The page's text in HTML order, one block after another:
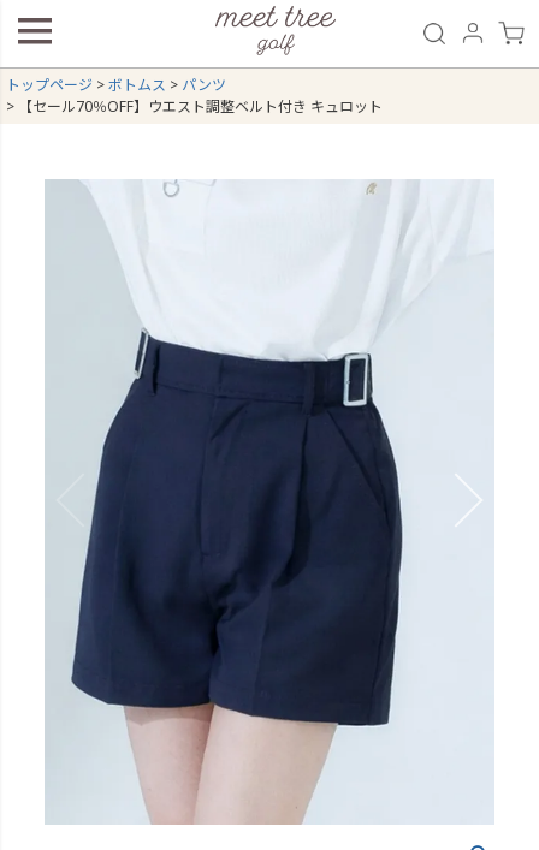
トップページ ボトムス
パンツ
【セール70％OFF】ウエスト調整ベルト付き キュロット